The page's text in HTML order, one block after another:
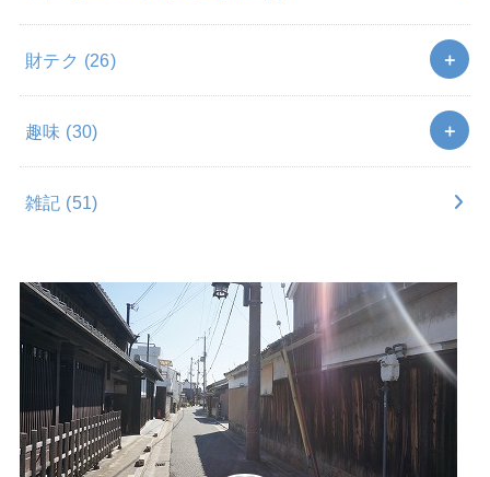
財テク (26)
趣味 (30)
雑記 (51)